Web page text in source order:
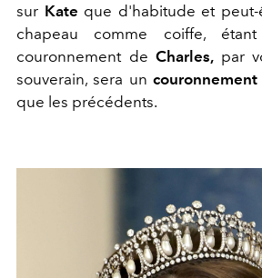
sur Kate que d'habitude et peut-
chapeau comme coiffe,
couronnement de Charles, par
souverain, sera uncouronnement
que les précédents.